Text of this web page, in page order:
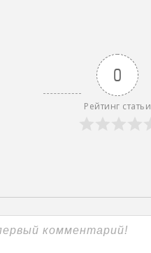
0
Рейтинг статьи